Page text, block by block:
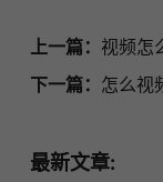
上一篇： 视频怎
下一篇： 怎么视
最新文章: